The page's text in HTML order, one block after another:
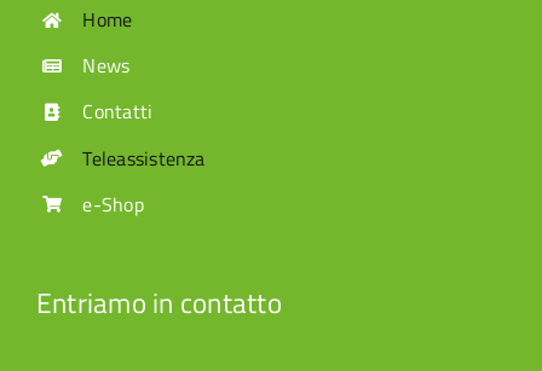
Home
News
Contatti
Teleassistenza
e-Shop
Entriamo in contatto